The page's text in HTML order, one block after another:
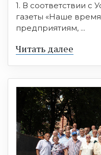
1. В соответствии с
газеты «Наше
предприятиям, ...
Читать далее